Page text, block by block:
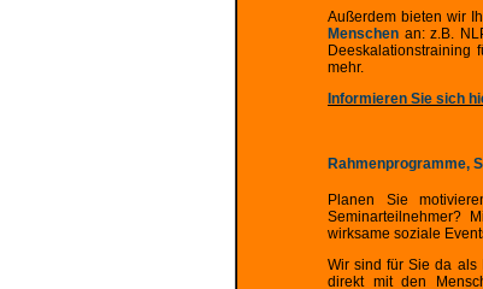
Außerdem bieten wir
Menschen an: z.B.
Deeskalationstraining
mehr.
Informieren Sie sich
Rahmenprogramme,
Planen Sie
Seminarteilnehmer?
wirksame soziale
Wir sind für Sie da als
direkt mit den